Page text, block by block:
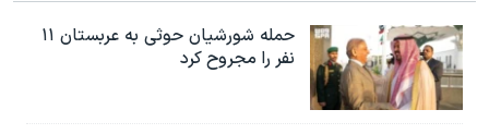
حمله شورشیان حوثی به عربستان ۱۱
نفر را مجروح کرد